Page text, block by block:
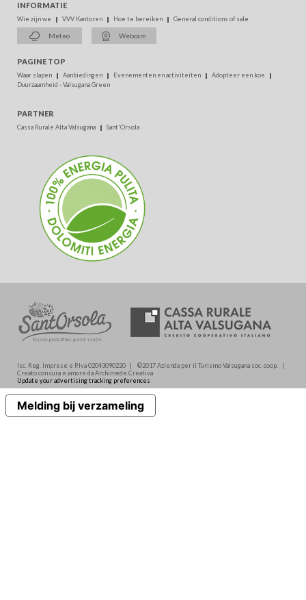
INFORMATIE
Wie zijn we VVV Kantoren Hoe te bereiken General conditions of sale
Meteo Webcam
PAGINE TOP
Waar slapen Aanbiedingen Evenementen en activiteiten
Adopteer een koe
Duurzaamheid - Valsugana Green
PARTNER
Cassa Rurale Alta Valsugana Sant'Orsola
Isc. Reg. Imprese e P.Iva 02043090220 | ©2017 Azienda per il Turismo Valsugana soc. coop. |
Creato con cura e amore da Archimede.Creativa
Update your advertising tracking preferences
Melding bij verzameling